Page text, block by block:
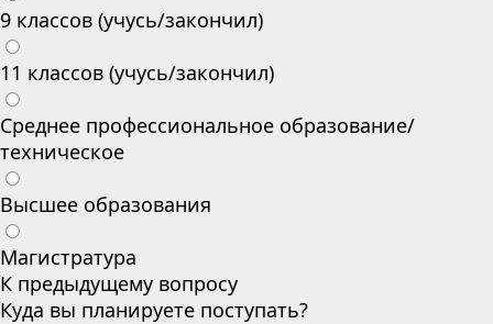
9 классов (учусь/закончил)
11 классов (учусь/закончил)
Среднее профессиональное образование/
техническое
Высшее образования
Магистратура
К предыдущему вопросу
Куда вы планируете поступать?